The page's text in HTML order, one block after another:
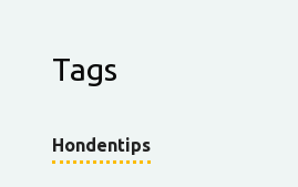
Tags
Hondentips